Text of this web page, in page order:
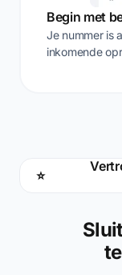
Begin met
Je nummer is
inkomende
⭐